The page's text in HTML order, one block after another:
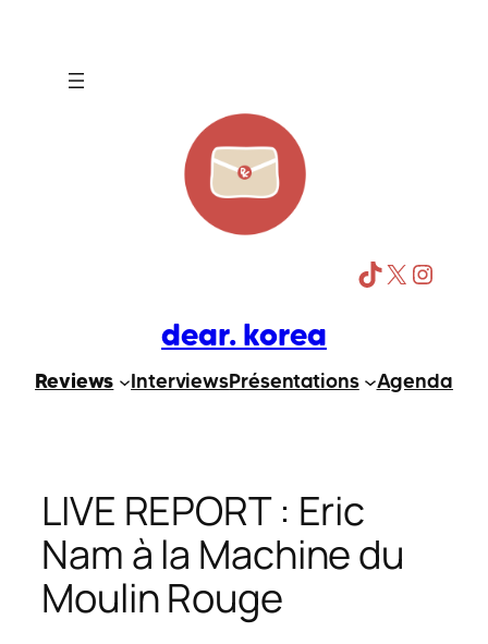
contenu
TikTok X Instagram
dear. korea
Reviews InterviewsPrésentations Agenda
LIVE REPORT : Eric
Nam à la Machine du
Moulin Rouge